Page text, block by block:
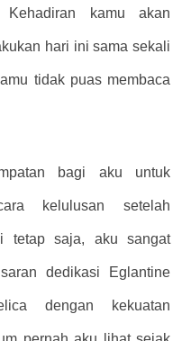
Kehadiran kamu akan
hari ini sama sekali
tidak puas membaca
bagi aku untuk
kelulusan setelah
tetap saja, aku sangat
dedikasi Eglantine
dengan kekuatan